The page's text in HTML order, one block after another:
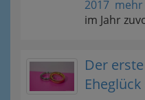
2017
im Jahr
Der